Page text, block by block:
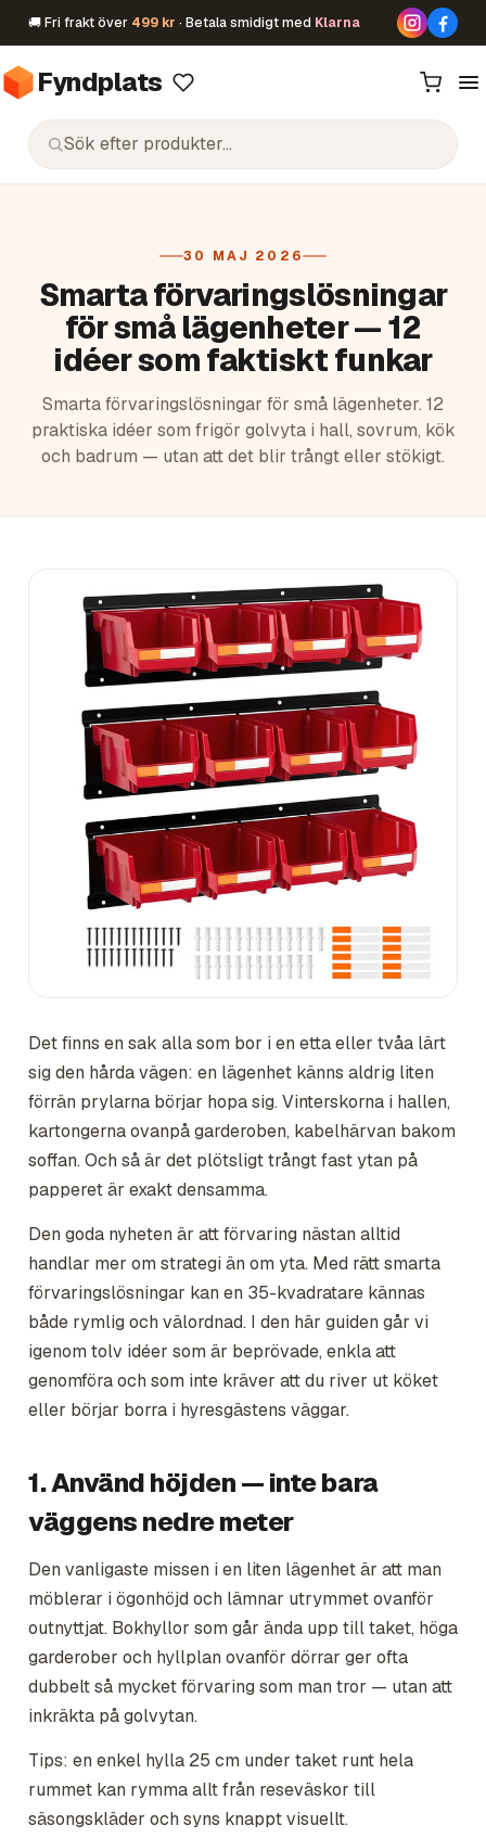
🚚 Fri frakt över 499 kr · Betala smidigt med Klarna
Fyndplats
30 MAJ 2026
Smarta förvaringslösningar
för små lägenheter — 12
idéer som faktiskt funkar
Smarta förvaringslösningar för små lägenheter. 12
praktiska idéer som frigör golvyta i hall, sovrum, kök
och badrum — utan att det blir trångt eller stökigt.
Det finns en sak alla som bor i en etta eller tvåa lärt
sig den hårda vägen: en lägenhet känns aldrig liten
förrän prylarna börjar hopa sig. Vinterskorna i hallen,
kartongerna ovanpå garderoben, kabelhärvan bakom
soffan. Och så är det plötsligt trångt fast ytan på
papperet är exakt densamma.
Den goda nyheten är att förvaring nästan alltid
handlar mer om strategi än om yta. Med rätt smarta
förvaringslösningar kan en 35-kvadratare kännas
både rymlig och välordnad. I den här guiden går vi
igenom tolv idéer som är beprövade, enkla att
genomföra och som inte kräver att du river ut köket
eller börjar borra i hyresgästens väggar.
1. Använd höjden — inte bara
väggens nedre meter
Den vanligaste missen i en liten lägenhet är att man
möblerar i ögonhöjd och lämnar utrymmet ovanför
outnyttjat. Bokhyllor som går ända upp till taket, höga
garderober och hyllplan ovanför dörrar ger ofta
dubbelt så mycket förvaring som man tror — utan att
inkräkta på golvytan.
Tips: en enkel hylla 25 cm under taket runt hela
rummet kan rymma allt från reseväskor till
säsongskläder och syns knappt visuellt.